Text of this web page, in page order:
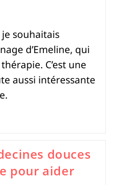
souhaitais
d’Emeline, qui
C’est une
aussi intéressante
douces
pour aider